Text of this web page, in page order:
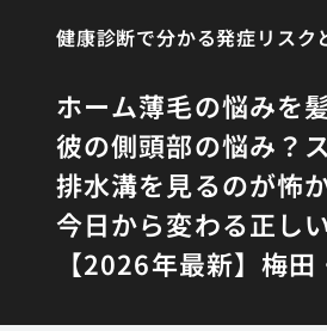
健康診断で分かる発症リスク
ホーム薄毛の悩みを
彼の側頭部の悩み？
排水溝を見るのが怖
今日から変わる正し
【2026年最新】梅